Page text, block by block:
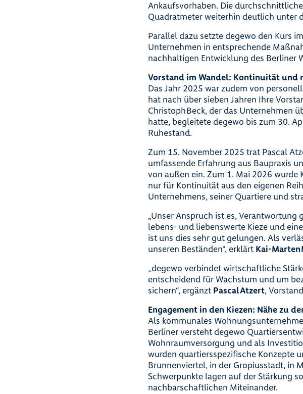
Ankaufsvorhaben. Die
Quadratmeter weiterhin deutlich unter
Parallel dazu setzte degewo den Kurs
Unternehmen in entsprechende
nachhaltigen Entwicklung des Berliner
Vorstand im Wandel: Kontinuität und
Das Jahr 2025 war zudem von
hat nach über sieben Jahren Ihre
Christoph Beck, der das Unternehmen
hatte, begleitete degewo bis zum 30.
Ruhestand.
Zum 15. November 2025 trat Pascal
umfassende Erfahrung aus Baupraxis
von außen ein. Zum 1. Mai 2026
nur für Kontinuität aus den eigenen
Unternehmens, seiner Quartiere und
„Unser Anspruch ist es,
lebens- und liebenswerte Kieze und
ist uns dies sehr gut gelungen. Als
unseren Beständen“, erklärt Kai-Marten
„degewo verbindet wirtschaftliche
entscheidend für Wachstum und um
sichern“, ergänzt Pascal Atzert,
Engagement in den Kiezen: Nähe zu
Als kommunales
Berliner versteht degewo
Wohnraumversorgung und als
wurden quartiersspezifische Konzepte
Brunnenviertel, in der Gropiusstadt, in
Schwerpunkte lagen auf der Stärkung
nachbarschaftlichen Miteinander.